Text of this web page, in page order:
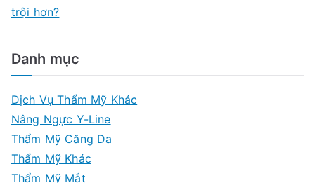
trội hơn?
Danh mục
Dịch Vụ Thẩm Mỹ Khác
Nâng Ngực Y-Line
Thẩm Mỹ Căng Da
Thẩm Mỹ Khác
Thẩm Mỹ Mắt